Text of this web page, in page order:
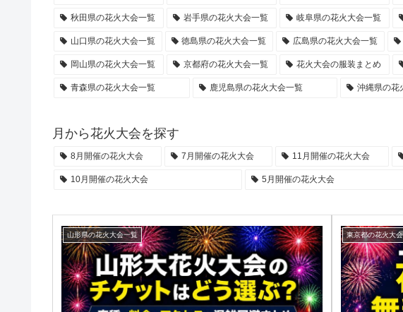
秋田県の花火大会一覧 岩手県の花火大会一覧 岐阜県の花火大会一覧
山口県の花火大会一覧 徳島県の花火大会一覧 広島県の花火大会一覧
岡山県の花火大会一覧 京都府の花火大会一覧 花火大会の服装まとめ
青森県の花火大会一覧 鹿児島県の花火大会一覧 沖縄県の花
月から花火大会を探す
8月開催の花火大会 7月開催の花火大会 11月開催の花火大会
10月開催の花火大会 5月開催の花火大会
山形県の花火大会一覧 東京都の花火大